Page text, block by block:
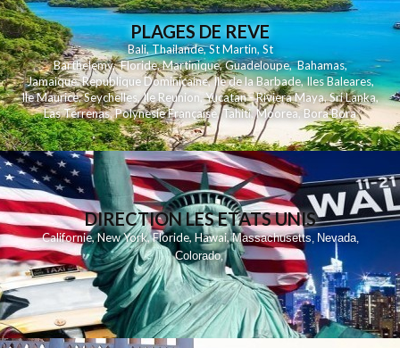
PLAGES DE REVE
Bali,Thailande,St Martin,St
Barthelemy,Floride,Martinique,Guadeloupe,Bahamas,
Jamaique,Republique Dominicaine,Ile de la Barbade,Iles Baleares,
Ile Maurice,Seychelles,Ile Reunion,Yucatan - Riviera Maya,Sri Lanka,
Las Terrenas,Polynesie Française,Tahiti,Moorea, Bora Bora
DIRECTION LES ETATS UNIS
Californie,New York,Floride,Hawai,Massachusetts, Nevada,
Colorado,